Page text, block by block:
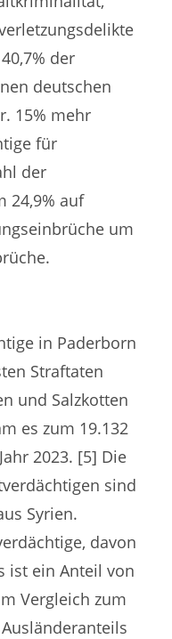
der
deutschen
15% mehr
für
der
24,9% auf
um
in Paderborn
Straftaten
und Salzkotten
es zum 19.132
2023. [5] Die
sind
Syrien.
davon
ist ein Anteil von
Vergleich zum